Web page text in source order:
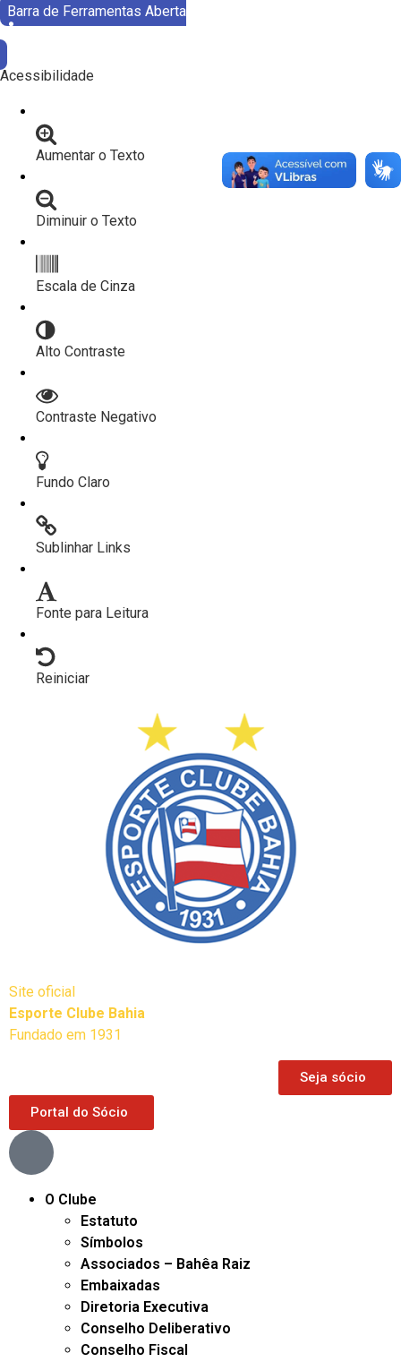
Barra de Ferramentas Aberta
Acessibilidade
Aumentar o Texto
Diminuir o Texto
Escala de Cinza
Alto Contraste
Contraste Negativo
Fundo Claro
Sublinhar Links
Fonte para Leitura
Reiniciar
Site oficial
Esporte Clube Bahia
Fundado em 1931
Seja sócio
Portal do Sócio
O Clube
Estatuto
Símbolos
Associados – Bahêa Raiz
Embaixadas
Diretoria Executiva
Conselho Deliberativo
Conselho Fiscal